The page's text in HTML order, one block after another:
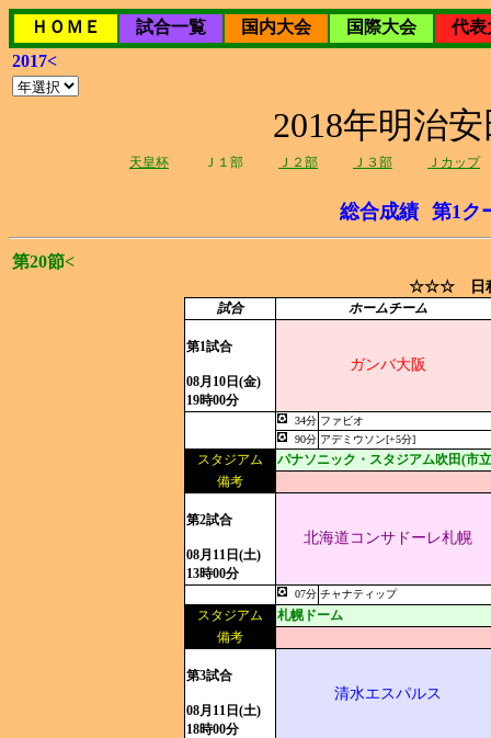
ＨＯＭＥ 試合一覧 国内大会 国際大会
代表
2017<
2018年明治
天皇杯 Ｊ１部 Ｊ２部 Ｊ３部 Ｊカップ
総合成績 第1ク
第20節<
☆☆☆ 日
試合 ホームチーム
第1試合
08月10日(金)
19時00分
ガンバ大阪
34分 ファビオ
90分 アデミウソン[+5分]
スタジアム
パナソニック・スタジアム吹田(市
備考
第2試合
08月11日(土)
13時00分
北海道コンサドーレ札幌
07分 チャナティップ
スタジアム
札幌ドーム
備考
第3試合
08月11日(土)
18時00分
清水エスパルス